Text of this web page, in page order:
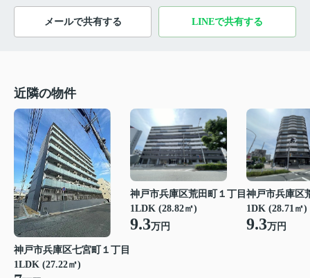
メールで共有する LINEで共有する
近隣の物件
神戸市兵庫区七宮町１丁目
1LDK (27.22㎡)
神戸市兵庫区荒田町１丁目
1LDK (28.82㎡)
9.3万円
神戸市兵庫区
1DK (28.71㎡)
9.3万円